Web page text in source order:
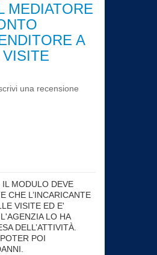
MEDIATORE
A
una recensione
MODULO DEVE
CHE L’INCARICANTE
VISITE ED E'
LO HA
DELL’ATTIVITÀ.
POI